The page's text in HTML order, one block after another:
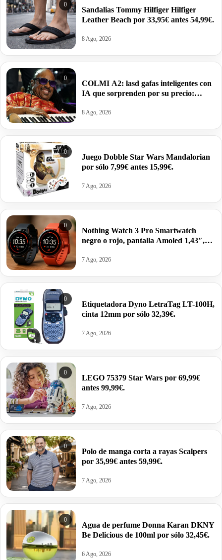
0
Sandalias Tommy Hilfiger Hilfiger
Leather Beach por 33,95€ antes 54,99€.
8 Ago, 2026
0
COLMI A2: lasd gafas inteligentes con
IA que sorprenden por su precio:
8 Ago, 2026
0
Juego Dobble Star Wars Mandalorian
por sólo 7,99€ antes 15,99€.
7 Ago, 2026
0
Nothing Watch 3 Pro Smartwatch
negro o rojo, pantalla Amoled 1,43″,
corporal, autonomía 13 días por 62,52€
7 Ago, 2026
0
Etiquetadora Dyno LetraTag LT-100H,
cinta 12mm por sólo 32,39€.
7 Ago, 2026
0
LEGO 75379 Star Wars por 69,99€
antes 99,99€.
7 Ago, 2026
0
Polo de manga corta a rayas Scalpers
por 35,99€ antes 59,99€.
7 Ago, 2026
0
Agua de perfume Donna Karan DKNY
Be Delicious de 100ml por sólo 32,45€.
6 Ago, 2026